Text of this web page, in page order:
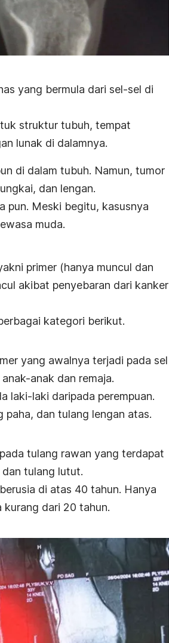
yang bermula dari sel-sel di
struktur tubuh, tempat
lunak di dalamnya.
di dalam tubuh. Namun, tumor
dan lengan.
pun. Meski begitu, kasusnya
muda.
primer (hanya muncul dan
akibat penyebaran dari kanker
kategori berikut.
yang awalnya terjadi pada sel
anak dan remaja.
laki-laki daripada perempuan.
paha, dan tulang lengan atas.
tulang rawan yang terdapat
tulang lutut.
di atas 40 tahun. Hanya
kurang dari 20 tahun.